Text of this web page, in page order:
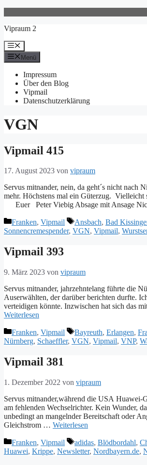
springen
Vipraum 2
Menü
Menü
Impressum
Über den Blog
Vipmail
Datenschutzerklärung
VGN
Vipmail 415
17. August 2023 von vipraum
Servus mitnander, nein, da geht´s nicht nach
mehr. Höchstens mal ein Güterzug.
Euer Peter Viebig Absage mit Ansage
Kategorien
Franken, Vipmail Schlagwörter
Ansbach, Bad
Sonnencremespender, VGN, Vipmail,
Vipmail 393
9. März 2023 von vipraum
Servus mitnander, jahrzehntelang führte die
Auserwählten, der darüber berichten durfte.
verteidigen könnte. Inzwischen hat sich das
Weiterlesen
Kategorien
Franken, Vipmail Schlagwörter
Bayreuth, Erlangen,
Nürnberg, Schaeffler, VGN, Vipmail, VNP,
Vipmail 381
1. Dezember 2022 von vipraum
Servus mitnander,während die USA Huawei-
am fehlenden Wechselrichter. Kein Wunder,
unbedingt an mangelnder Bereitschaft oder
Gleichstrom … Weiterlesen
Kategorien
Franken, Vipmail Schlagwörter
adidas, Blödbordahl,
Huawei, Krippe, Newsletter, Nordbayern.de,